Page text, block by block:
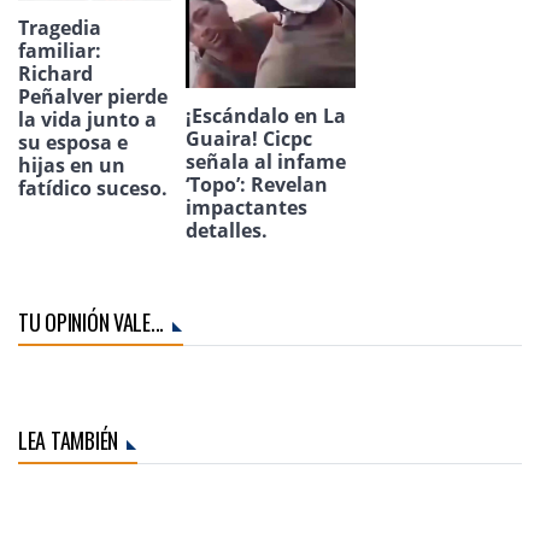
Tragedia
familiar:
Richard
Peñalver pierde
la vida junto a
su esposa e
hijas en un
fatídico suceso.
¡Escándalo en La
Guaira! Cicpc
señala al infame
‘Topo’: Revelan
impactantes
detalles.
TU OPINIÓN VALE...
LEA TAMBIÉN